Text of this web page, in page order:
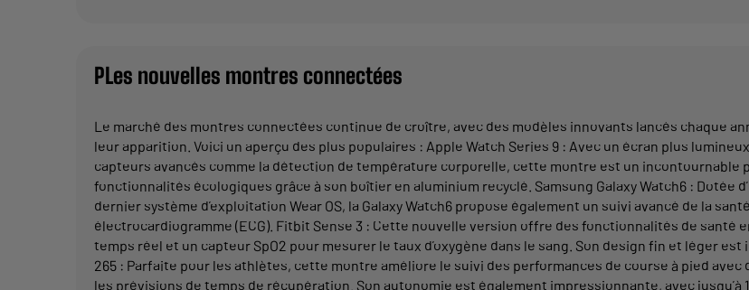
PLes nouvelles montres connectées
Le marché des montres connectées continue de croître, avec des modèles innovants lancés chaque
leur apparition. Voici un aperçu des plus populaires : Apple Watch Series 9 : Avec un écran plus
capteurs avancés comme la détection de température corporelle, cette montre est un incontournable
fonctionnalités écologiques grâce à son boîtier en aluminium recyclé. Samsung Galaxy Watch6 : Dotée
dernier système d’exploitation Wear OS, la Galaxy Watch6 propose également un suivi avancé de la
électrocardiogramme (ECG). Fitbit Sense 3 : Cette nouvelle version offre des fonctionnalités de
temps réel et un capteur SpO2 pour mesurer le taux d’oxygène dans le sang. Son design fin et léger
265 : Parfaite pour les athlètes, cette montre améliore le suivi des performances de course à pied
les prévisions de temps de récupération. Son autonomie est également impressionnante, avec jusqu’à